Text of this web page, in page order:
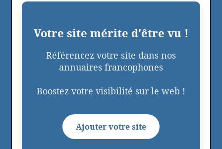
Votre site mérite d'être vu !
Référencez votre site dans nos
annuaires francophones
Boostez votre visibilité sur le web !
Ajouter votre site